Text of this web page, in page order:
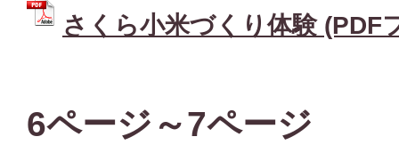
さくら小米づくり体験 (PDF
6ページ～7ページ